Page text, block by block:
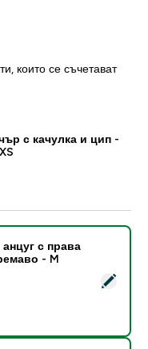
които се съчетават
с качулка и цип -
Дамски анцуг с
с права
- M